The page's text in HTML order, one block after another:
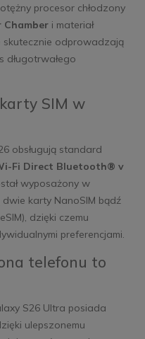
procesor chłodzony
Chamberi materiał
skutecznie odprowadzają
długotrwałego
SIM w
obsługują standard
Fi Direct Bluetooth® v
wyposażony w
dwie karty NanoSIM bądź
dzięki czemu
preferencjami.
telefonu to
S26 Ultra posiada
ulepszonemu